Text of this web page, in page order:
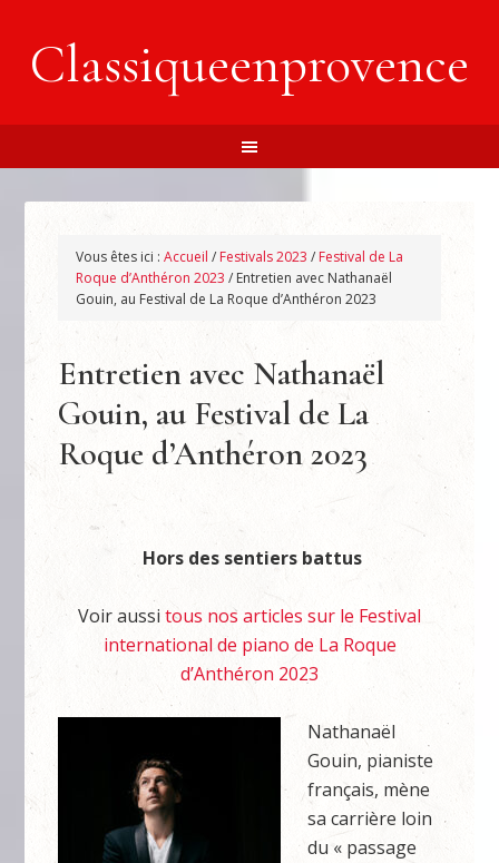
Classiqueenprovence
Vous êtes ici :Accueil / Festivals 2023 / Festival de La
Roque d’Anthéron 2023 / Entretien avec Nathanaël
Gouin, au Festival de La Roque d’Anthéron 2023
Entretien avec Nathanaël
Gouin, au Festival de La
Roque d’Anthéron 2023
Hors des sentiers battus
Voir aussitous nos articles sur le Festival
international de piano de La Roque
d’Anthéron 2023
Nathanaël
Gouin, pianiste
français, mène
sa carrière loin
du « passage